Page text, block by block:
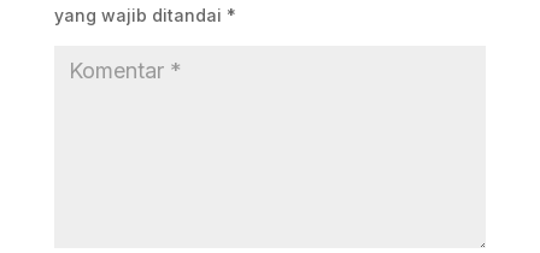
yang wajib ditandai *